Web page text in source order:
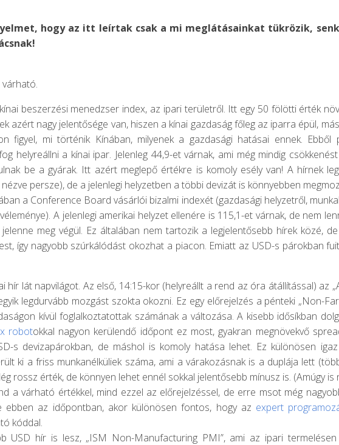
hogy az itt leírtak csak a mi meglátásainkat tükrözik,
beszerzési menedzser index, az ipari területről. Itt egy 50 fölötti érték
azért nagy jelentősége van, hiszen a kínai gazdaság főleg az iparra épül,
figyel, mi történik Kínában, milyenek a gazdasági hatásai ennek. Ebből
helyreállni a kínai ipar. Jelenleg 44,9-et várnak, ami még mindig
be a gyárak. Itt azért meglepő értékre is komoly esély van! A hírnek
persze), de a jelenlegi helyzetben a többi devizát is könnyebben
a Conference Board vásárlói bizalmi indexét (gazdasági helyzetről,
A jelenlegi amerikai helyzet ellenére is 115,1-et várnak, de nem
meg végül. Ez általában nem tartozik a legjelentősebb hírek közé,
így nagyobb szúrkálódást okozhat a piacon. Emiatt az USD-s párokban
hír lát napvilágot. Az első, 14:15-kor (helyreállt a rend az óra átállítással) az
legdurvább mozgást szokta okozni. Ez egy előrejelzés a pénteki „Non-
kívül foglalkoztatottak számának a változása. A kisebb idősíkban
robotokkal nagyon kerülendő időpont ez most, gyakran megnövekvő
s devizapárokban, de máshol is komoly hatása lehet. Ez különösen
ki a friss munkanélküliek száma, ami a várakozásnak is a duplája lett
rossz érték, de könnyen lehet ennél sokkal jelentősebb mínusz is. (Amúgy is
a várható értékkel, mind ezzel az előrejelzéssel, de erre msot még
ebben az időpontban, akor különösen fontos, hogy az expert
kóddal.
USD hír is lesz, „ISM Non-Manufacturing PMI”, ami az ipari termelésen